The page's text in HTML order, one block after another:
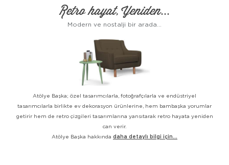
Retro hayat, Yeniden...
Modern ve nostalji bir arada...
Atölye Başka; özel tasarımcılarla, fotoğrafçılarla ve endüstriyel
tasarımcılarla birlikte ev dekorasyon ürünlerine, hem bambaşka yorumlar
getirir hem de retro çizgileri tasarımlarına yansıtarak retro hayata yeniden
can verir.
Atölye Başka hakkında daha detaylı bilgi için...